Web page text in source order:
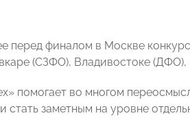
перед финалом в Москве
(СЗФО), Владивостоке
помогает во многом
стать заметным на уровне